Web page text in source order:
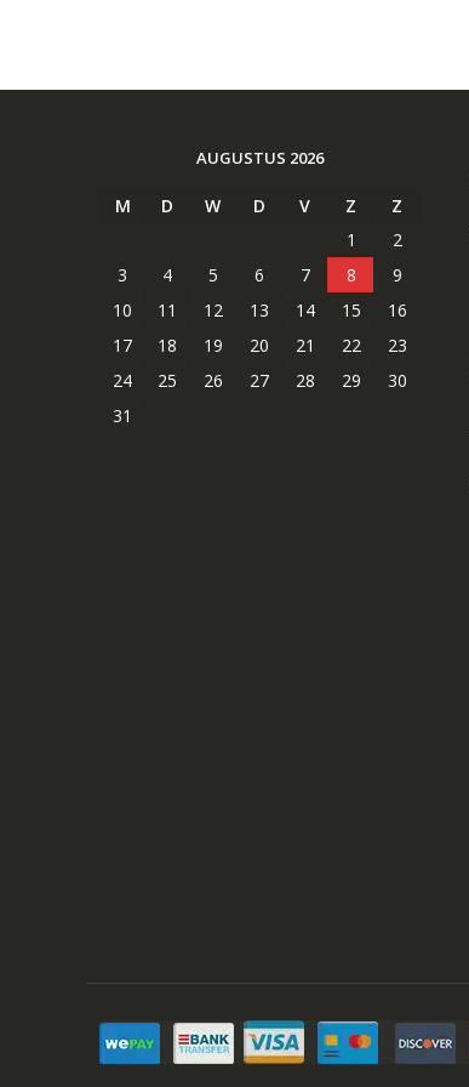
AUGUSTUS 2026
M D W D V Z
Z
1
2
3
4 5 6 7 8
9
10
11 12 13 14 15
16
17
18 19 20 21 22
23
24
25 26 27 28 29
30
31